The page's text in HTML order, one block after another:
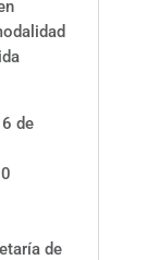
de
de